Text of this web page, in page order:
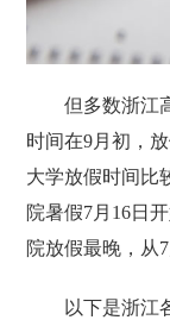
但多数浙江
时间在9月初，
大学放假时间比
院‌暑假7月16日
院‌放假最晚，从7
以下是浙江